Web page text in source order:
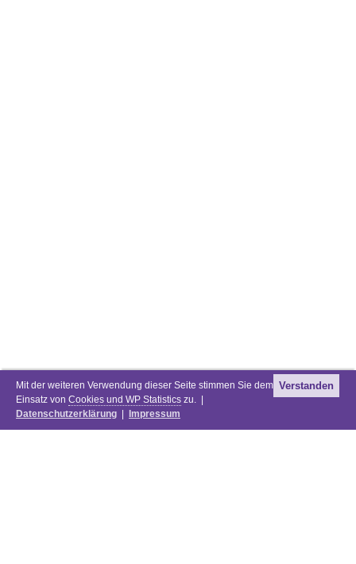
Mit der weiteren Verwendung dieser Seite stimmen Sie dem
Einsatz von Cookies und WP Statistics zu. |
Datenschutzerklärung
Impressum
Verstanden